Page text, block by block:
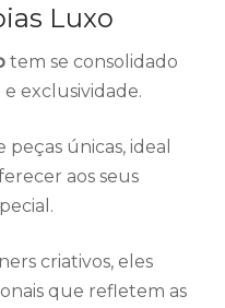
Luxo
tem se consolidado
exclusividade.
únicas, ideal
aos seus
criativos, eles
que refletem as